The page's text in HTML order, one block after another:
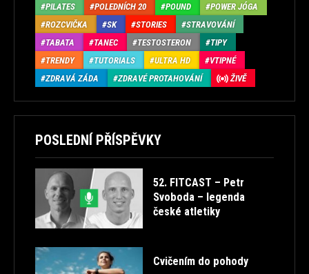
PILATES
POLEDNÍCH 20 POUND
POWER JÓGA
ROZCVIČKA
SK STORIES
STRAVOVÁNÍ
TABATA
TANEC TESTOSTERON
TIPY
TRENDY
TUTORIALS ULTRA HD
VTIPNÉ
ZDRAVÁ ZÁDA
ZDRAVÉ PROTAHOVÁNÍ ŽIVĚ
POSLEDNÍ PŘÍSPĚVKY
52. FITCAST – Petr
Svoboda – legenda
české atletiky
Cvičením do pohody